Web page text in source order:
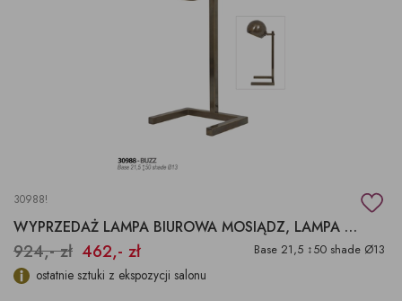
30988!
WYPRZEDAŻ LAMPA BIUROWA MOSIĄDZ, LAMPA NA BIURKO
924,- zł 462,- zł Base 21,5 ↕50 shade Ø13
ostatnie sztuki z ekspozycji salonu